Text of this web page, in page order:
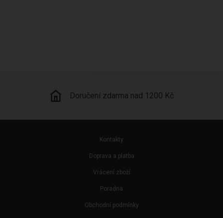
Kamenná prodejna
Kontakty
Doprava a platba
Vrácení zboží
Poradna
Obchodní podmínky